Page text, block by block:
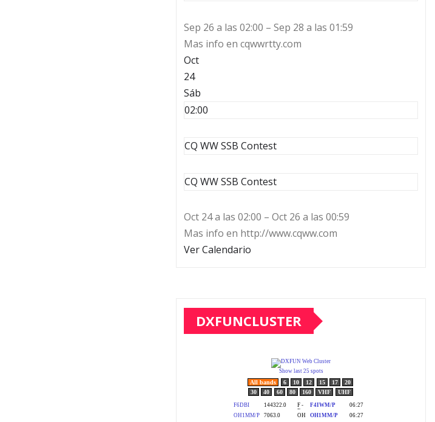
Sep 26 a las 02:00 – Sep 28 a las 01:59
Mas info en cqwwrtty.com
Oct
24
Sáb
02:00
CQ WW SSB Contest
CQ WW SSB Contest
Oct 24 a las 02:00 – Oct 26 a las 00:59
Mas info en http://www.cqww.com
Ver Calendario
DXFUNCLUSTER